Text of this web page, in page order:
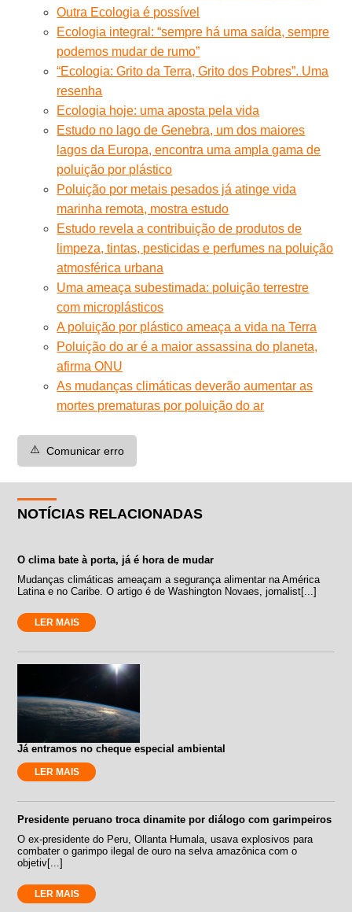
Outra Ecologia é possível
Ecologia integral: “sempre há uma saída, sempre
podemos mudar de rumo”
“Ecologia: Grito da Terra, Grito dos Pobres”. Uma
resenha
Ecologia hoje: uma aposta pela vida
Estudo no lago de Genebra, um dos maiores
lagos da Europa, encontra uma ampla gama de
poluição por plástico
Poluição por metais pesados já atinge vida
marinha remota, mostra estudo
Estudo revela a contribuição de produtos de
limpeza, tintas, pesticidas e perfumes na poluição
atmosférica urbana
Uma ameaça subestimada: poluição terrestre
com microplásticos
A poluição por plástico ameaça a vida na Terra
Poluição do ar é a maior assassina do planeta,
afirma ONU
As mudanças climáticas deverão aumentar as
mortes prematuras por poluição do ar
⚠️ Comunicar erro
NOTÍCIAS RELACIONADAS
O clima bate à porta, já é hora de mudar
Mudanças climáticas ameaçam a segurança alimentar na América
Latina e no Caribe. O artigo é de Washington Novaes, jornalist[...]
LER MAIS
Já entramos no cheque especial ambiental
LER MAIS
Presidente peruano troca dinamite por diálogo com garimpeiros
O ex-presidente do Peru, Ollanta Humala, usava explosivos para
combater o garimpo ilegal de ouro na selva amazônica com o
objetiv[...]
LER MAIS